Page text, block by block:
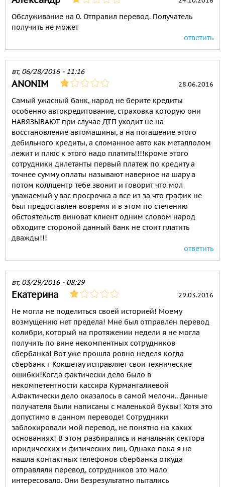
Обслуживание на 0. Отправил перевод. Получатель
получить не может
ответить
вт, 06/28/2016 - 11:16
ANONIM 28.06.2016
Самый ужасный банк, народ не берите кредиты
особенно автокредитование, страховка которую они
НАВЯЗЫВАЮТ при случае ДТП уходит не на
восстановление автомашины, а на погашение этого
дебильного кредиты, а сломанное авто как металлолом
лежит и плюс к этого надо платить!!!!кроме этого
сотрудники дилетанты первый платеж по кредиту а
точнее сумму оплаты называют наверное на шару а
потом коллцентр тебе звонит и говорит что мол
уважаемый у вас просрочка а все из за что график не
был предоставлен вовремя и в этом по стечению
обстоятельств виноват клиент одним словом народ
обходите стороной данный банк не стоит платить
дважды!!!
ответить
вт, 03/29/2016 - 08:29
Екатерина 29.03.2016
Не могла не поделиться своей историей! Моему
возмущению нет предела! Мне был отправлен перевод
колибри, который на протяжении недели я не могла
получить по вине некомпентных сотрудников
сбербанка! Вот уже прошла ровно неделя когда
сбербанк г Кокшетау исправляет свои технические
ошибки!Когда фактически дело было в
некомпетентности кассира Курмангалиевой
А.Фактически дело оказалось в самой мелочи.. Данные
получателя были написаны с маленькой буквы! Хотя это
допустимо в данном переводе! Сотрудники
заблокировали мой перевод, не понятно на каких
основаниях! В этом разбирались и начальник сектора
юридических и физических лиц. Однако пока я не
нашла контактных телефонов сбербанка откуда
отправляли перевод, сотрудников это мало
интересовало. Они безрезультатно пытались